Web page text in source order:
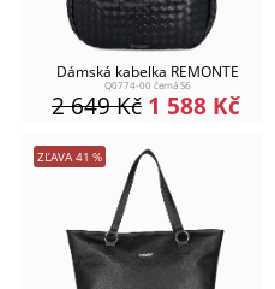
Dámská kabelka REMONTE
Q0774-00 černá S6
1 588 Kč
2 649Kč
ZĽAVA 41 %